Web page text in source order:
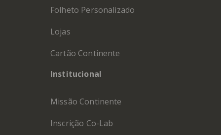
Folheto Personalizado
Lojas
Cartão Continente
Institucional
Missão Continente
Inscrição Co-Lab